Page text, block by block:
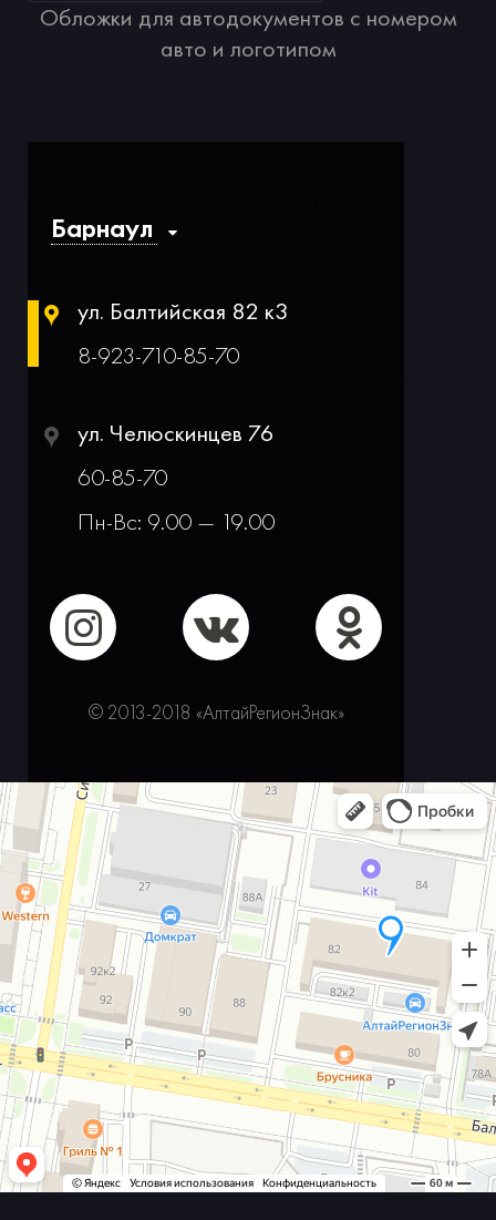
Обложки для автодокументов с номером
авто и логотипом
ул. Балтийская 82 к3
8-923-710-85-70
ул. Челюскинцев 76
60-85-70
Пн-Вс: 9.00 — 19.00
© 2013-2018 «АлтайРегионЗнак»